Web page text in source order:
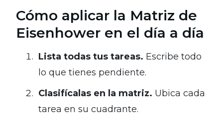
Cómo aplicar la Matriz de
Eisenhower en el día a día
Lista todas tus tareas. Escribe todo
lo que tienes pendiente.
Clasifícalas en la matriz. Ubica cada
tarea en su cuadrante.